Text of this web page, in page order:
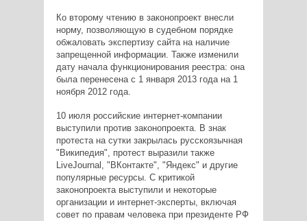
Ко второму чтению в законопроект внесли
норму, позволяющую в судебном порядке
обжаловать экспертизу сайта на наличие
запрещенной информации. Также изменили
дату начала функционирования реестра: она
была перенесена с 1 января 2013 года на 1
ноября 2012 года.
10 июля российские интернет-компании
выступили против законопроекта. В знак
протеста на сутки закрылась русскоязычная
"Википедия", протест выразили также
LiveJournal, "ВКонтакте", "Яндекс" и другие
популярные ресурсы. С критикой
законопроекта выступили и некоторые
организации и интернет-эксперты, включая
совет по правам человека при президенте РФ